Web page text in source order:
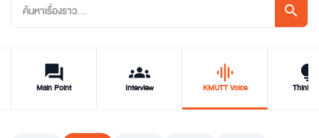
search
forum
Main Point
groups
Interview
graphic_eq
KMUTT Voice Think